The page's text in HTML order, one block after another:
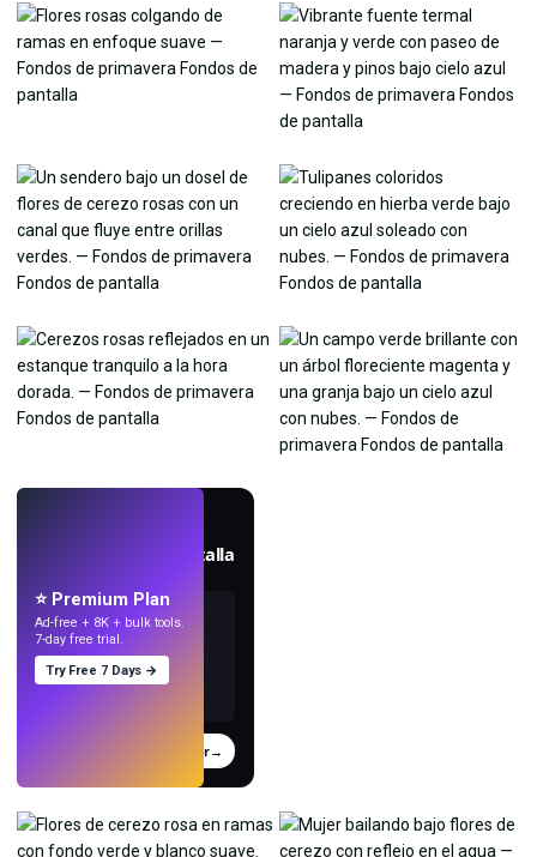
Crea fondos de pantalla
Probar→
⭐ Premium Plan
Ad-free + 8K + bulk tools.
7-day free trial.
Try Free 7 Days →